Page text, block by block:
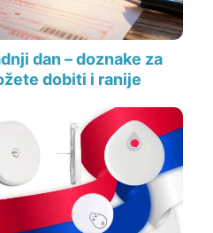
dan – doznake za
dobiti i ranije